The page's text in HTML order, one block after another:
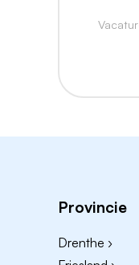
Provincie
Drenthe ›